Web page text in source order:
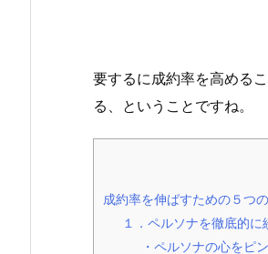
要するに成約率を高める
る、ということですね。
成約率を伸ばすための５つ
１．ペルソナを徹底的に
・ペルソナの心をピ